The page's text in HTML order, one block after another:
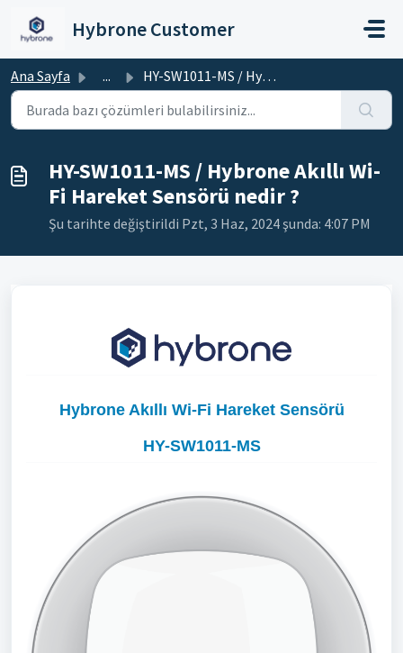
Hybrone Customer
Ana Sayfa ... HY-SW1011-MS / Hybrone Akıllı Wi-Fi Hareket Sensörü nedir ?
HY-SW1011-MS / Hybrone Akıllı Wi-
Fi Hareket Sensörü nedir ?
Şu tarihte değiştirildi Pzt, 3 Haz, 2024 şunda: 4:07 PM
Hybrone Akıllı Wi-Fi Hareket Sensörü
HY-SW1011-MS